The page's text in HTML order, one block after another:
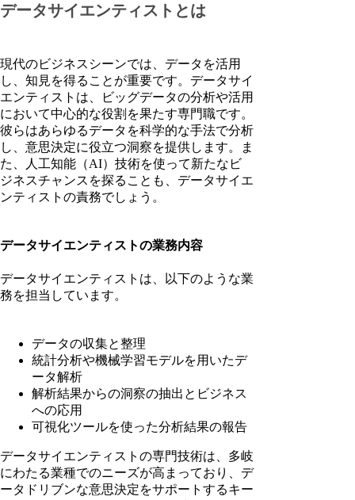
データサイエンティストとは
現代のビジネスシーンでは、データを活用
し、知見を得ることが重要です。データサイ
エンティストは、ビッグデータの分析や活用
において中心的な役割を果たす専門職です。
彼らはあらゆるデータを科学的な手法で分析
し、意思決定に役立つ洞察を提供します。ま
た、人工知能（AI）技術を使って新たなビ
ジネスチャンスを探ることも、データサイエ
ンティストの責務でしょう。
データサイエンティストの業務内容
データサイエンティストは、以下のような業
務を担当しています。
データの収集と整理
統計分析や機械学習モデルを用いたデ
ータ解析
解析結果からの洞察の抽出とビジネス
への応用
可視化ツールを使った分析結果の報告
データサイエンティストの専門技術は、多岐
にわたる業種でのニーズが高まっており、デ
ータドリブンな意思決定をサポートするキー